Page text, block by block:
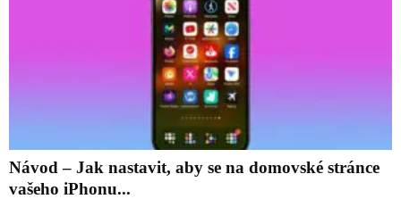
Návod – Jak nastavit, aby se na domovské stránce
vašeho iPhonu...